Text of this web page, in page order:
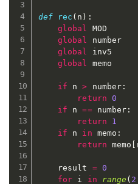
def rec ( n ) :
global
MOD
global
number
global
inv5
global
memo
if n > number :
return
0
if n == number :
return
1
if n in memo :
return memo
    result
= 0
for i in range ( 2